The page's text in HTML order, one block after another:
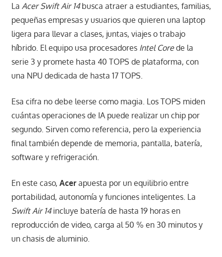
La Acer Swift Air 14busca atraer a estudiantes, familias,
pequeñas empresas y usuarios que quieren una laptop
ligera para llevar a clases, juntas, viajes o trabajo
híbrido. El equipo usa procesadores Intel Corede la
serie 3 y promete hasta 40 TOPS de plataforma, con
una NPU dedicada de hasta 17 TOPS.
Esa cifra no debe leerse como magia. Los TOPS miden
cuántas operaciones de IA puede realizar un chip por
segundo. Sirven como referencia, pero la experiencia
final también depende de memoria, pantalla, batería,
software y refrigeración.
En este caso, Acerapuesta por un equilibrio entre
portabilidad, autonomía y funciones inteligentes. La
Swift Air 14incluye batería de hasta 19 horas en
reproducción de video, carga al 50 % en 30 minutos y
un chasis de aluminio.